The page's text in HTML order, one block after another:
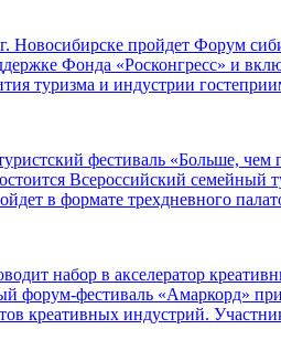
Новосибирске пройдет Форум
Фонда «Росконгресс» и
туризма и индустрии
фестиваль «Больше, чем
Всероссийский семейный
в формате трехдневного
набор в акселератор
форум-фестиваль «Амаркорд»
креативных индустрий.